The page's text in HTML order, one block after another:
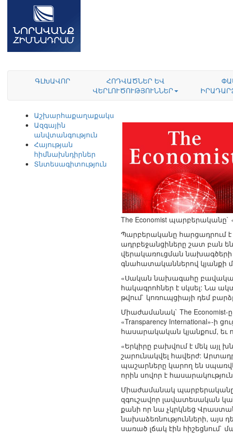
ԳԼԽԱՎՈՐ
ՀՈԴՎԱԾՆԵՐ ԵՎ
ՎԵՐԼՈՒԾՈՒԹՅՈՒՆՆԵՐ
Աշխարհաքաղաքականություն
Ազգային
անվտանգություն
Հայության
հիմնախնդիրներ
Տնտեսագիտություն
The Economist
Պարբերականը հարցադրում
ադրբեջանցիները շատ բան
վերակառուցման
գնահատականներով կյանքի
«Սական նախագահը բավական
հակագրոհներ է սկսել: Նա
թվում` կոռուպցիայի դեմ
Միաժամանակ` The Economist-
«Transparency International»-ի
հասարակական կյանքում, եւ
«Երկիրը բախվում է մեկ այլ
շարունակվել հավերժ:
պաշարները կարող են
որին սովոր է
Միաժամանակ պարբերականը
զգուշավոր լավատեսական
քանի որ նա չկրկնեց
նախաձեռնությունների, այս
սառած լճակ էին հիշեցնում`